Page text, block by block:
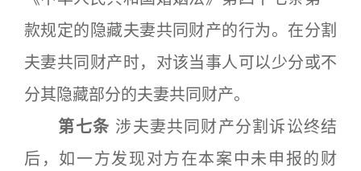
款规定的隐藏夫妻共同财产的行为。在分割
夫妻共同财产时，对该当事人可以少分或不
分其隐藏部分的夫妻共同财产。
第七条 涉夫妻共同财产分割诉讼终结
后，如一方发现对方在本案中未申报的财